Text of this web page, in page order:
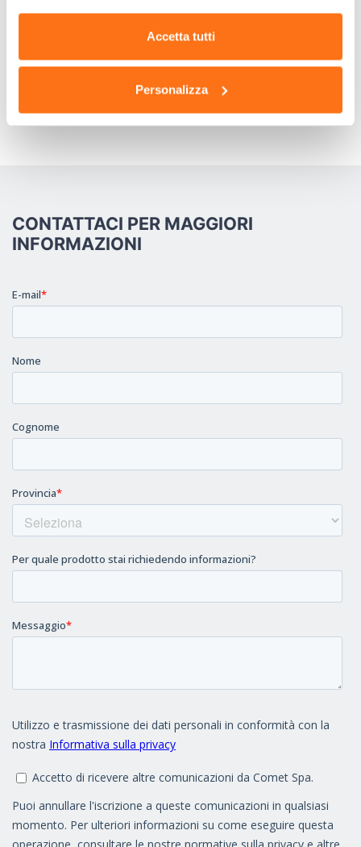
cookie o altri strumenti di tracciamento diversi dai
Accetta tutti
Personalizza
VANTAGGI
DOCUMENTAZIONE
CONTATTACI PER MAGGIORI
INFORMAZIONI